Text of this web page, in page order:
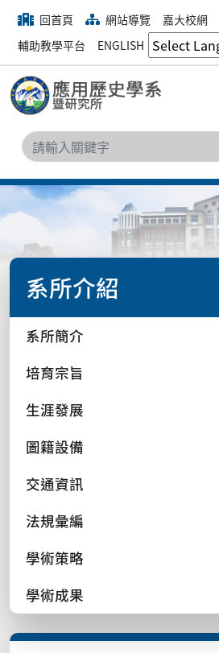
回首頁 網站導覽 嘉大校網
輔助教學平台
ENGLISH
系所介紹
系所簡介
培育宗旨
生涯發展
圖籍設備
交通資訊
法規彙編
學術策略
學術成果